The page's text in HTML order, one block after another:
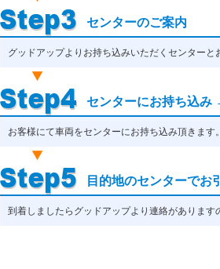
センターのご案内
グッドアップよりお持ち込みいただくセンターと
センターにお持ち込み
お客様にて車両をセンターにお持ち込み頂きます
目的地のセンターでお
到着しましたらグッドアップより連絡があります